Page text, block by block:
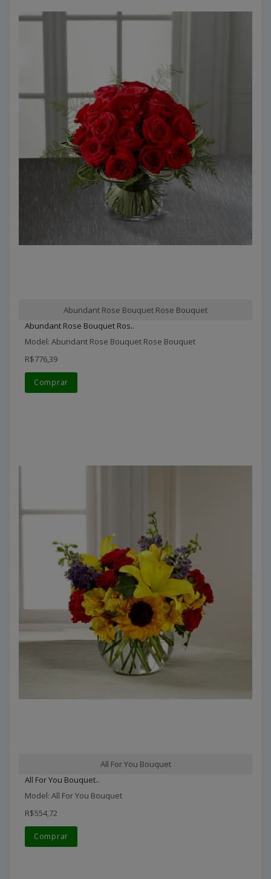
Abundant Rose Bouquet Rose Bouquet
Abundant Rose Bouquet Ros..
Model: Abundant Rose Bouquet Rose Bouquet
R$776,39
Comprar
All For You Bouquet
All For You Bouquet..
Model: All For You Bouquet
R$554,72
Comprar